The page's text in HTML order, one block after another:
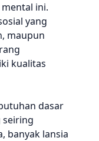
ini.
yang
maupun
kualitas
dasar
seiring
banyak lansia